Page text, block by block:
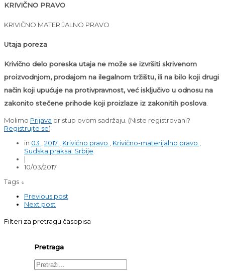
KRIVIČNO PRAVO
KRIVIČNO MATERIJALNO PRAVO
Utaja poreza
Krivično delo poreska utaja ne može se izvršiti skrivenom
proizvodnjom, prodajom na ilegalnom tržištu, ili na bilo koji drugi
način koji upućuje na protivpravnost, već isključivo u odnosu na
zakonito stečene prihode koji proizlaze iz zakonitih poslova
Molimo Prijava pristup ovom sadržaju. (Niste registrovani?
Registrujte se)
in 03 2017 Krivično pravo Krivično-materijalno pravo
Sudska praksa: Srbije
|
10/03/2017
Tags ↓
Previous post
Next post
Filteri za pretragu časopisa
Pretraga